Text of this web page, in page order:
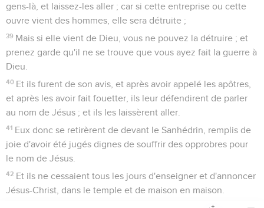
gens-là, et laissez-les aller ; car si cette entreprise ou cette
ouvre vient des hommes, elle sera détruite ;
39 Mais si elle vient de Dieu, vous ne pouvez la détruire ; et
prenez garde qu'il ne se trouve que vous ayez fait la guerre à
Dieu.
40 Et ils furent de son avis, et après avoir appelé les apôtres,
et après les avoir fait fouetter, ils leur défendirent de parler
au nom de Jésus ; et ils les laissèrent aller.
41 Eux donc se retirèrent de devant le Sanhédrin, remplis de
joie d'avoir été jugés dignes de souffrir des opprobres pour
le nom de Jésus.
42 Et ils ne cessaient tous les jours d'enseigner et d'annoncer
Jésus-Christ, dans le temple et de maison en maison.